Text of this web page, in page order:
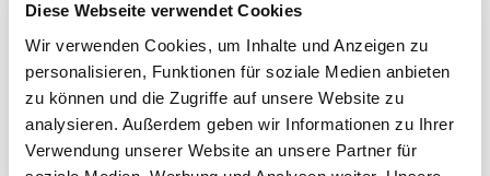
Diese Webseite verwendet Cookies
Wir verwenden Cookies, um Inhalte und Anzeigen zu
personalisieren, Funktionen für soziale Medien anbieten
zu können und die Zugriffe auf unsere Website zu
analysieren. Außerdem geben wir Informationen zu Ihrer
Verwendung unserer Website an unsere Partner für
RUD ICE-Ringschraube starr IRS-LT
Weitere Informationen